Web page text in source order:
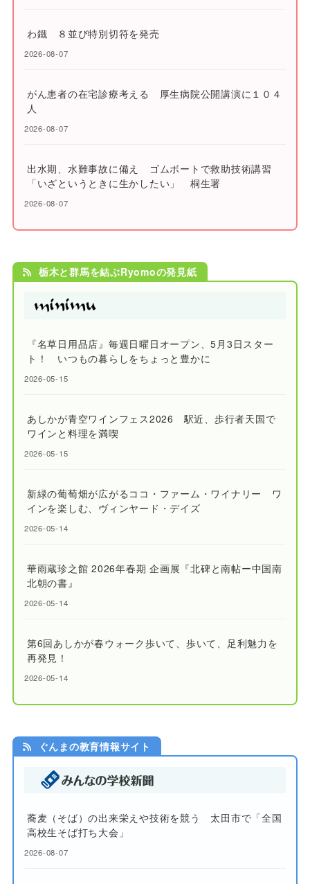
わ鐵 ８並び特別切符を発売
2026-08-07
がん患者の在宅診療考える 厚生病院公開講演に１０４
人
2026-08-07
出水期、水難事故に備え ゴムボートで救助技術講習
「いざというときに生かしたい」 桐生署
2026-08-07
栃木と群馬を結ぶRyomoの発見紙
『名草日用品店』毎週日曜日オープン、5月3日スター
ト！ いつもの暮らしをちょっと豊かに
2026-05-15
あしかが青空ワインフェス2026 駅近、歩行者天国で
ワインと料理を満喫
2026-05-15
新緑の葡萄畑が広がるココ・ファーム・ワイナリー ワ
インを楽しむ、ヴィンヤード・デイズ
2026-05-14
華雨蔵珍之館 2026年春期 企画展『北碑と南帖ー中国南
北朝の書』
2026-05-14
第6回あしかが春ウォーク歩いて、歩いて、足利魅力を
再発見！
2026-05-14
ぐんまの教育情報サイト
蕎麦（そば）の出来栄えや技術を競う 太田市で「全国
高校生そば打ち大会」
2026-08-07